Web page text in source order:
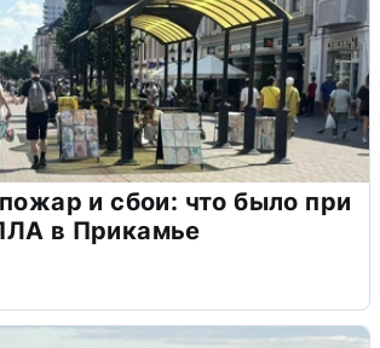
и сбои: что было при
в Прикамье